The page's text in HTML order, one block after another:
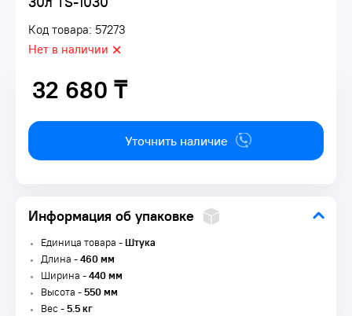
Код товара: 57273
Нет в наличии
32 680 ₸
32 680 ₸
Уточнить наличие
Информация об упаковке
Единица товара -Штука
Длина -460 мм
Ширина -440 мм
Высота -550 мм
Вес -5.5 кг